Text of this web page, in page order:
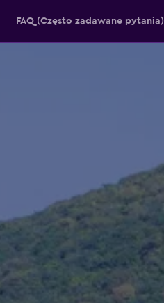
FAQ (Często zadawane pytania)